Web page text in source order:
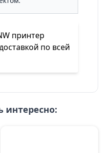
принтер
по всей